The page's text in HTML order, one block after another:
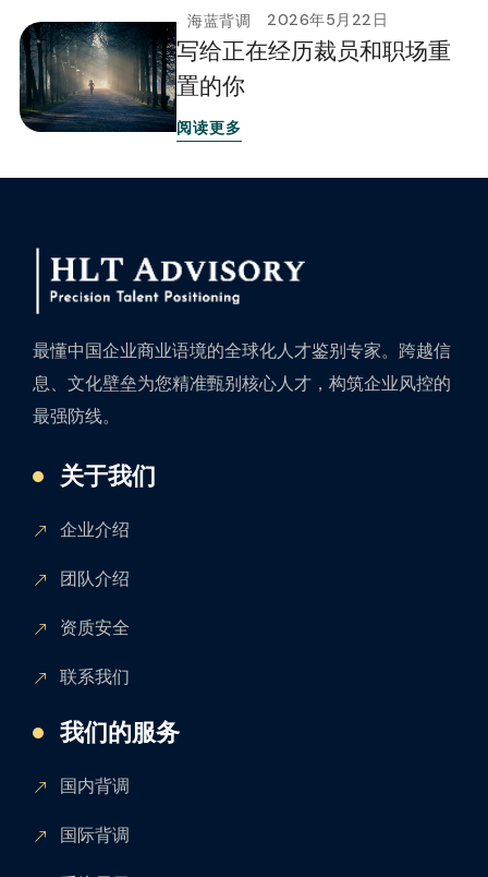
海蓝背调 2026年5月22日
写给正在经历裁员和职场重
置的你
阅读更多
最懂中国企业商业语境的全球化人才鉴别专家。跨越信
息、文化壁垒为您精准甄别核心人才，构筑企业风控的
最强防线。
关于我们
企业介绍
团队介绍
资质安全
联系我们
我们的服务
国内背调
国际背调